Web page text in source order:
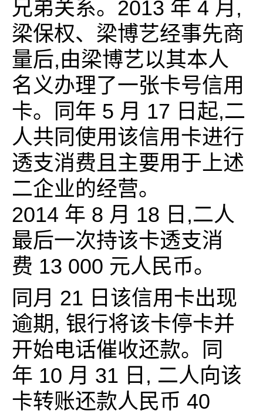
兄弟关系。2013 年 4 月,
梁保权、梁博艺经事先商
量后,由梁博艺以其本人
名义办理了一张卡号信用
卡。同年 5 月 17 日起,二
人共同使用该信用卡进行
透支消费且主要用于上述
二企业的经营。
2014 年 8 月 18 日,二人
最后一次持该卡透支消
费 13 000 元人民币。
同月 21 日该信用卡出现
逾期, 银行将该卡停卡并
开始电话催收还款。同
年 10 月 31 日, 二人向该
卡转账还款人民币 40